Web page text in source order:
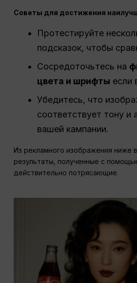
Советы для достижения
Протестируйте
подсказок, чтобы
Сосредоточьтесь на
цвета и шрифты если
Убедитесь, что
соответствует тону и
вашей кампании.
Из рекламного изображения ниже
результаты, полученные с
действительно потрясающие.